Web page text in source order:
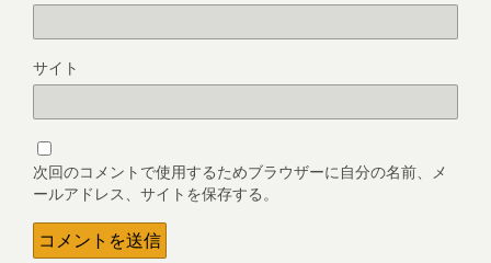
サイト
次回のコメントで使用するためブラウザーに自分の名前、メ
ールアドレス、サイトを保存する。